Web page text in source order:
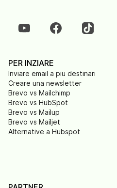
PER INZIARE
Inviare email a piu destinari
Creare una newsletter
Brevo vs Mailchimp
Brevo vs HubSpot
Brevo vs Mailup
Brevo vs Mailjet
Alternative a Hubspot